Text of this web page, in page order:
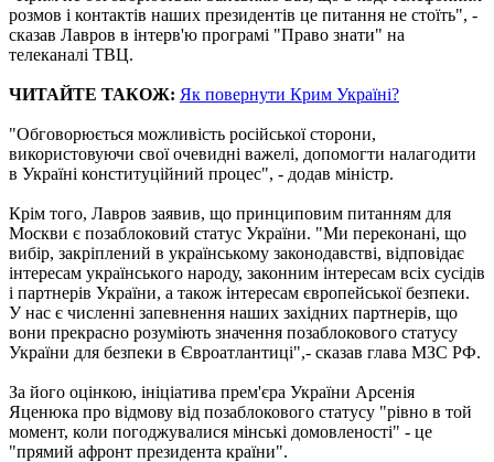
розмов і контактів наших президентів це питання не стоїть", -
сказав Лавров в інтерв'ю програмі "Право знати" на
телеканалі ТВЦ.
ЧИТАЙТЕ ТАКОЖ: Як повернути Крим Україні?
"Обговорюється можливість російської сторони,
використовуючи свої очевидні важелі, допомогти налагодити
в Україні конституційний процес", - додав міністр.
Крім того, Лавров заявив, що принциповим питанням для
Москви є позаблоковий статус України. "Ми переконані, що
вибір, закріплений в українському законодавстві, відповідає
інтересам українського народу, законним інтересам всіх сусідів
і партнерів України, а також інтересам європейської безпеки.
У нас є численні запевнення наших західних партнерів, що
вони прекрасно розуміють значення позаблокового статусу
України для безпеки в Євроатлантиці",- сказав глава МЗС РФ.
За його оцінкою, ініціатива прем'єра України Арсенія
Яценюка про відмову від позаблокового статусу "рівно в той
момент, коли погоджувалися мінські домовленості" - це
"прямий афронт президента країни".